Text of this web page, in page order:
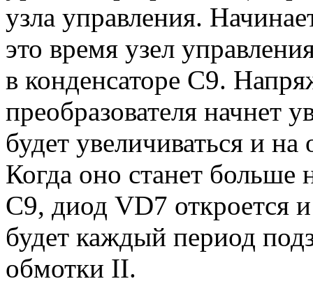
узла управления.
это время узел
в конденсаторе С9.
преобразователя начнет
будет увеличиваться и
Когда оно станет больше
С9, диод VD7 откроется
будет каждый период
обмотки II.